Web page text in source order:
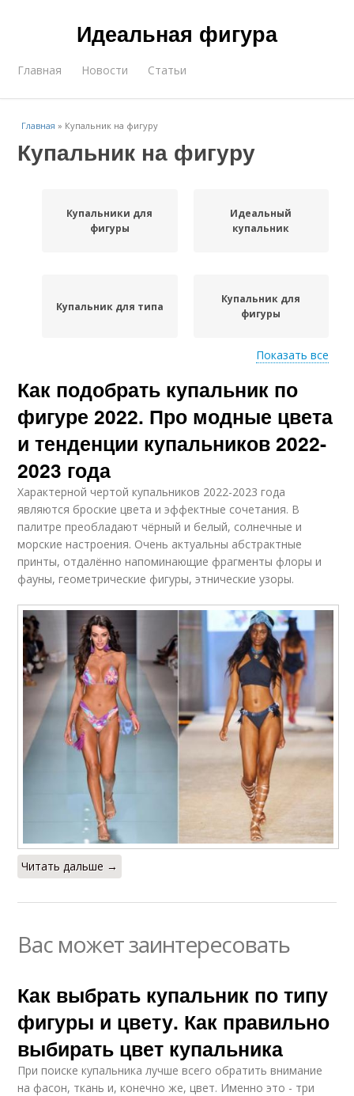
Идеальная фигура
Главная Новости Статьи
Главная » Купальник на фигуру
Купальник на фигуру
Купальники для
фигуры
Идеальный
купальник
Купальник для типа
Купальник для
фигуры
Идеальные
купальники
Неудачный купальник
Раздельный
купальник
Показать все
Как подобрать купальник по
фигуре 2022. Про модные цвета
и тенденции купальников 2022-
2023 года
Характерной чертой купальников 2022-2023 года
являются броские цвета и эффектные сочетания. В
палитре преобладают чёрный и белый, солнечные и
морские настроения. Очень актуальны абстрактные
принты, отдалённо напоминающие фрагменты флоры и
фауны, геометрические фигуры, этнические узоры.
Читать дальше →
Вас может заинтересовать
Как выбрать купальник по типу
фигуры и цвету. Как правильно
выбирать цвет купальника
При поиске купальника лучше всего обратить внимание
на фасон, ткань и, конечно же, цвет. Именно это - три